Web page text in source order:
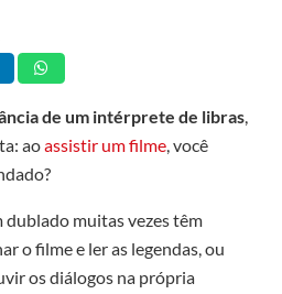
de um intérprete de libras,
aoassistir um filme, você
dublado muitas vezes têm
o filme e ler as legendas, ou
os diálogos na própria